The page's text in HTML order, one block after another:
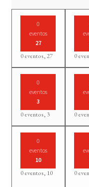
0
eventos
27
0 eventos,27 0
0
eventos
3
0 eventos, 3 0
0
eventos
10
0 eventos, 10 0